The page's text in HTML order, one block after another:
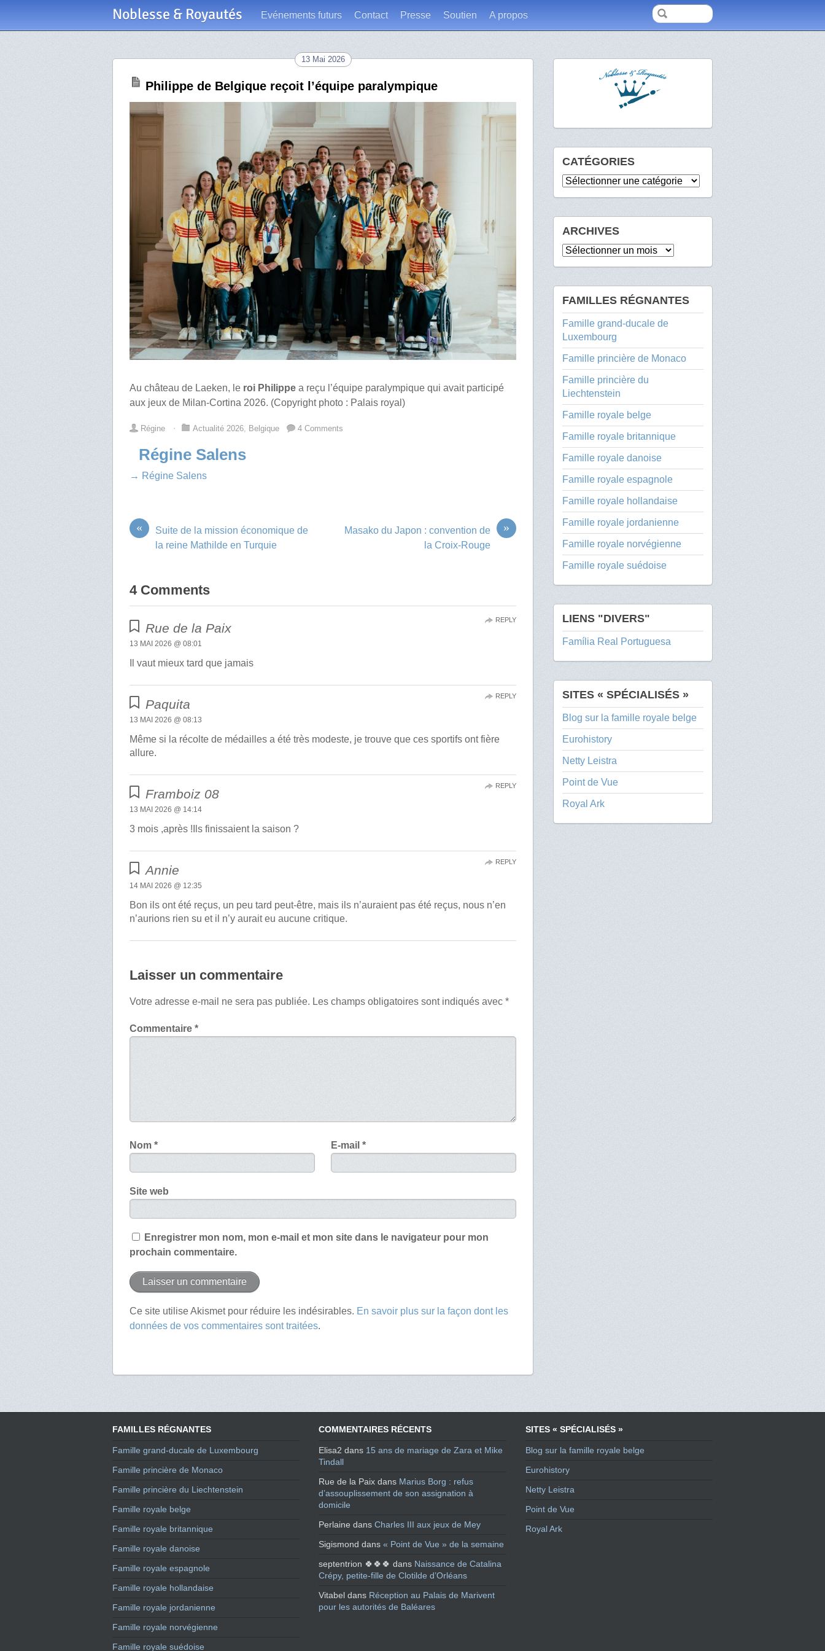
Noblesse & Royautés Evénements futurs Contact Presse Soutien A propos
13 Mai 2026
Philippe de Belgique reçoit l’équipe paralympique
Au château de Laeken, le roi Philippe a reçu l’équipe paralympique qui avait participé
aux jeux de Milan-Cortina 2026. (Copyright photo : Palais royal)
Régine ⋅ Actualité 2026, Belgique 4 Comments
Régine Salens
→ Régine Salens
«
Suite de la mission économique de
la reine Mathilde en Turquie
»
Masako du Japon : convention de
la Croix-Rouge
4 Comments
Rue de la Paix
13 MAI 2026 @ 08:01
Il vaut mieux tard que jamais
REPLY
Paquita
13 MAI 2026 @ 08:13
Même si la récolte de médailles a été très modeste, je trouve que ces sportifs ont fière
allure.
REPLY
Framboiz 08
13 MAI 2026 @ 14:14
3 mois ,après !Ils finissaient la saison ?
REPLY
Annie
14 MAI 2026 @ 12:35
Bon ils ont été reçus, un peu tard peut-être, mais ils n’auraient pas été reçus, nous n’en
n’aurions rien su et il n’y aurait eu aucune critique.
REPLY
Laisser un commentaire
Votre adresse e-mail ne sera pas publiée. Les champs obligatoires sont indiqués avec*
Commentaire*
Nom* E-mail *
Site web
Enregistrer mon nom, mon e-mail et mon site dans le navigateur pour mon
prochain commentaire.
Ce site utilise Akismet pour réduire les indésirables. En savoir plus sur la façon dont les
données de vos commentaires sont traitées.
CATÉGORIES
Catégories
ARCHIVES
Archives
FAMILLES RÉGNANTES
Famille grand-ducale de
Luxembourg
Famille princière de Monaco
Famille princière du
Liechtenstein
Famille royale belge
Famille royale britannique
Famille royale danoise
Famille royale espagnole
Famille royale hollandaise
Famille royale jordanienne
Famille royale norvégienne
Famille royale suédoise
LIENS "DIVERS"
Família Real Portuguesa
SITES « SPÉCIALISÉS »
Blog sur la famille royale belge
Eurohistory
Netty Leistra
Point de Vue
Royal Ark
FAMILLES RÉGNANTES
Famille grand-ducale de Luxembourg
Famille princière de Monaco
Famille princière du Liechtenstein
Famille royale belge
Famille royale britannique
Famille royale danoise
Famille royale espagnole
Famille royale hollandaise
Famille royale jordanienne
Famille royale norvégienne
Famille royale suédoise
COMMENTAIRES RÉCENTS
Elisa2 dans 15 ans de mariage de Zara et Mike
Tindall
Rue de la Paix dans Marius Borg : refus
d’assouplissement de son assignation à
domicile
Perlaine dansCharles III aux jeux de Mey
Sigismond dans« Point de Vue » de la semaine
septentrion 🍀🍀🍀 dans Naissance de Catalina
Crépy, petite-fille de Clotilde d’Orléans
Vitabel dans Réception au Palais de Marivent
pour les autorités de Baléares
SITES « SPÉCIALISÉS »
Blog sur la famille royale belge
Eurohistory
Netty Leistra
Point de Vue
Royal Ark